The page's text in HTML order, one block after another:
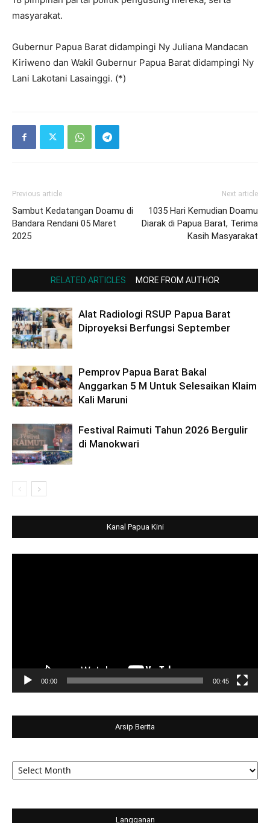
masyarakat.
Gubernur Papua Barat didampingi Ny Juliana Mandacan
Kiriweno dan Wakil Gubernur Papua Barat didampingi Ny
Lani Lakotani Lasainggi. (*)
Previous article
Sambut Kedatangan Doamu di
Bandara Rendani 05 Maret
2025
Next article
1035 Hari Kemudian Doamu
Diarak di Papua Barat, Terima
Kasih Masyarakat
RELATED ARTICLES MORE FROM AUTHOR
Alat Radiologi RSUP Papua Barat
Diproyeksi Berfungsi September
Pemprov Papua Barat Bakal
Anggarkan 5 M Untuk Selesaikan Klaim
Kali Maruni
Festival Raimuti Tahun 2026 Bergulir
di Manokwari
Kanal Papua Kini
00:00 00:45
Arsip Berita
Arsip
Berita
Langganan